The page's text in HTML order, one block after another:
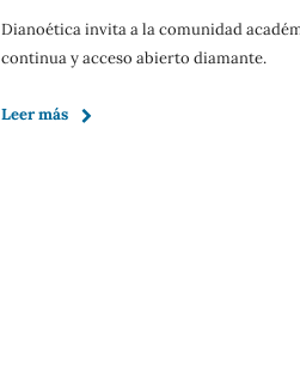
Dianoética invita a la comunidad
continua y acceso abierto diamante.
Leer más